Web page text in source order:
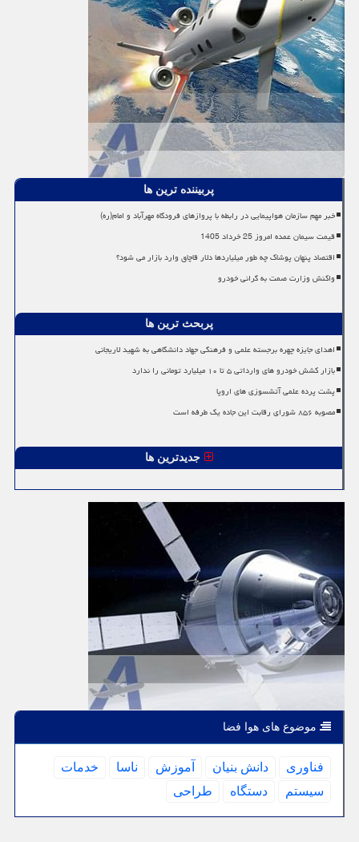
پربیننده ترین ها
خبر مهم سازمان هواپیمایی در رابطه با پروازهای فرودگاه مهرآباد و امام(ره)
قیمت سیمان عمده امروز 25 خرداد 1405
اقتصاد پنهان پوشاک چه طور میلیاردها دلار قاچاق وارد بازار می شود؟
واکنش وزارت صمت به گرانی خودرو
پربحث ترین ها
اهدای جایزه چهره برجسته علمی و فرهنگی جهاد دانشگاهی به شهید لاریجانی
بازار کشش خودرو های وارداتی ۵ تا ۱۰ میلیارد تومانی را ندارد
پشت پرده علمی آتشسوزی های اروپا
مصوبه ۸۵۶ شورای رقابت این جاده یک طرفه است
جدیدترین ها
موضوع های هوا فضا
فناوری دانش بنیان آموزش ناسا
خدمات
سیستم
دستگاه طراحی